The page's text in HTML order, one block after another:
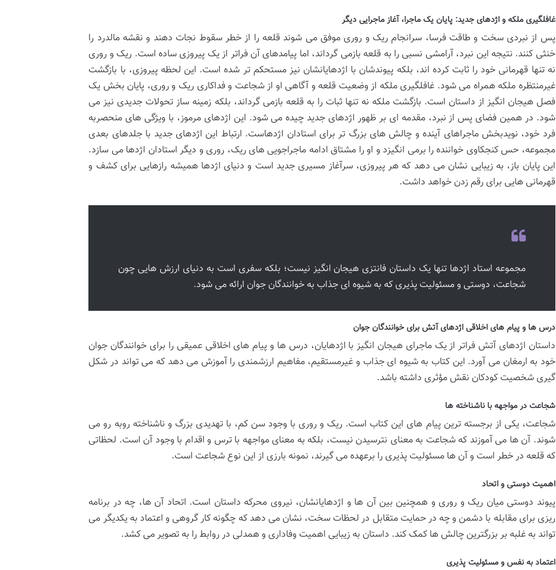
غافلگیری ملکه و اژدهای جدید: پایان یک ماجرا، آغاز ماجرایی دیگر
پس از نبردی سخت و طاقت فرسا، سرانجام ریک و روری موفق می شوند قلعه را از خطر سقوط نجات دهند و نقشه مالدرد را
خنثی کنند. نتیجه این نبرد، آرامشی نسبی را به قلعه بازمی گرداند، اما پیامدهای آن فراتر از یک پیروزی ساده است. ریک و روری
نه تنها قهرمانی خود را ثابت کرده اند، بلکه پیوندشان با اژدهایانشان نیز مستحکم تر شده است. این لحظه پیروزی، با بازگشت
غیرمنتظره ملکه همراه می شود. غافلگیری ملکه از وضعیت قلعه و آگاهی او از شجاعت و فداکاری ریک و روری، پایان بخش یک
فصل هیجان انگیز از داستان است. بازگشت ملکه نه تنها ثبات را به قلعه بازمی گرداند، بلکه زمینه ساز تحولات جدیدی نیز می
شود. در همین فضای پس از نبرد، مقدمه ای بر ظهور اژدهای جدید چیده می شود. این اژدهای مرموز، با ویژگی های منحصربه
فرد خود، نویدبخش ماجراهای آینده و چالش های بزرگ تر برای استادان اژدهاست. ارتباط این اژدهای جدید با جلدهای بعدی
مجموعه، حس کنجکاوی خواننده را برمی انگیزد و او را مشتاق ادامه ماجراجویی های ریک، روری و دیگر استادان اژدها می سازد.
این پایان باز، به زیبایی نشان می دهد که هر پیروزی، سرآغاز مسیری جدید است و دنیای اژدها همیشه رازهایی برای کشف و
قهرمانی هایی برای رقم زدن خواهد داشت.
مجموعه استاد اژدها تنها یک داستان فانتزی هیجان انگیز نیست؛ بلکه سفری است به دنیای ارزش هایی چون
شجاعت، دوستی و مسئولیت پذیری که به شیوه ای جذاب به خوانندگان جوان ارائه می شود.
درس ها و پیام های اخلاقی اژدهای آتش برای خوانندگان جوان
داستان اژدهای آتش فراتر از یک ماجرای هیجان انگیز با اژدهایان، درس ها و پیام های اخلاقی عمیقی را برای خوانندگان جوان
خود به ارمغان می آورد. این کتاب به شیوه ای جذاب و غیرمستقیم، مفاهیم ارزشمندی را آموزش می دهد که می تواند در شکل
گیری شخصیت کودکان نقش مؤثری داشته باشد.
شجاعت در مواجهه با ناشناخته ها
شجاعت، یکی از برجسته ترین پیام های این کتاب است. ریک و روری با وجود سن کم، با تهدیدی بزرگ و ناشناخته روبه رو می
شوند. آن ها می آموزند که شجاعت به معنای نترسیدن نیست، بلکه به معنای مواجهه با ترس و اقدام با وجود آن است. لحظاتی
که قلعه در خطر است و آن ها مسئولیت پذیری را برعهده می گیرند، نمونه بارزی از این نوع شجاعت است.
اهمیت دوستی و اتحاد
پیوند دوستی میان ریک و روری و همچنین بین آن ها و اژدهایانشان، نیروی محرکه داستان است. اتحاد آن ها، چه در برنامه
ریزی برای مقابله با دشمن و چه در حمایت متقابل در لحظات سخت، نشان می دهد که چگونه کار گروهی و اعتماد به یکدیگر می
تواند به غلبه بر بزرگترین چالش ها کمک کند. داستان به زیبایی اهمیت وفاداری و همدلی در روابط را به تصویر می کشد.
اعتماد به نفس و مسئولیت پذیری